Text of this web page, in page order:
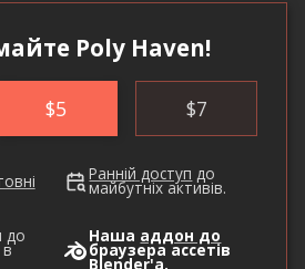
Poly Haven!
$5 $7
Ранній доступ до
майбутніх активів.
до Наша аддон до
браузера ассетів
Blender'а.